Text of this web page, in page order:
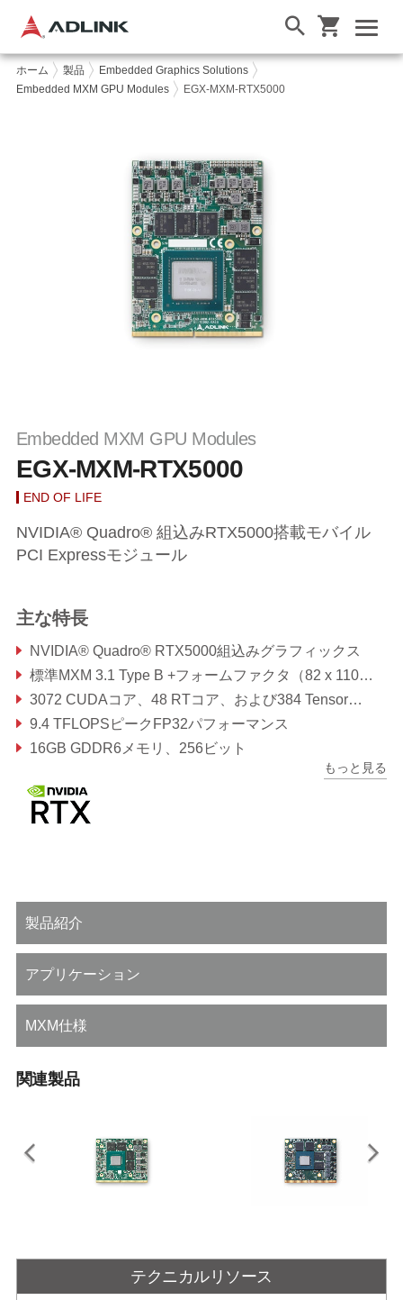
ホーム 製品
Embedded Graphics Solutions
Embedded MXM GPU Modules
EGX-MXM-RTX5000
Embedded MXM GPU Modules
EGX-MXM-RTX5000
END OF LIFE
NVIDIA® Quadro® 組込みRTX5000搭載モバイル
PCI Expressモジュール
主な特長
NVIDIA® Quadro® RTX5000組込みグラフィックス
標準MXM 3.1 Type B +フォームファクタ（82 x 110mm）
3072 CUDAコア、48 RTコア、および384 Tensorコア
9.4 TFLOPSピークFP32パフォーマンス
16GB GDDR6メモリ、256ビット
もっと見る
製品紹介
アプリケーション
MXM仕様
関連製品
NVIDIA® Quadro® Embedded
T1000搭載組込みMXM GPUモジュ
NVIDIA RTX™ A1000内蔵MXM
GPUモジュール
テクニカルリソース